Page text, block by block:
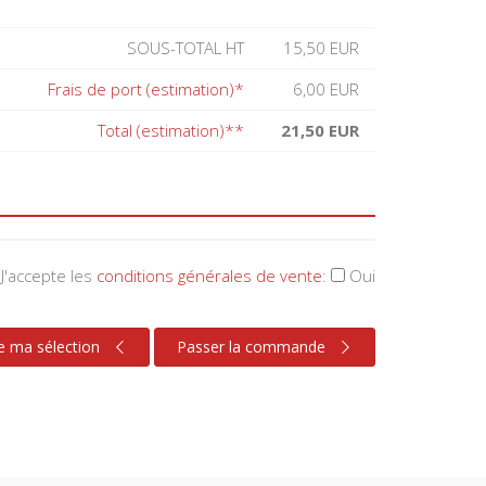
SOUS-TOTAL HT
15,50 EUR
Frais de port (estimation)*
6,00 EUR
Total (estimation)**
21,50 EUR
J'accepte les conditions générales de vente: Oui
ma sélection Passer la commande